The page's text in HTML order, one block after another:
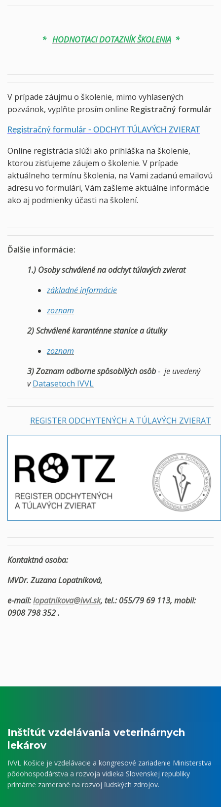
* HODNOTIACI DOTAZNÍK ŠKOLENIA*
V prípade záujmu o školenie, mimo vyhlasených
pozvánok, vyplňte prosím online Registračný formulár
Registračný formulár - ODCHYT TÚLAVÝCH ZVIERAT
Online registrácia slúži ako prihláška na školenie,
ktorou zisťujeme záujem o školenie. V prípade
aktuálneho termínu školenia, na Vami zadanú emailovú
adresu vo formulári, Vám zašleme aktuálne informácie
ako aj podmienky účasti na školení.
Ďalšie informácie:
1.) Osoby schválené na odchyt túlavých zvierat
základné informácie
zoznam
2) Schválené karanténne stanice a útulky
zoznam
3) Zoznam odborne spôsobilých osôb- je uvedený
v Datasetoch IVVL
REGISTER ODCHYTENÝCH A TÚLAVÝCH ZVIERAT
Kontaktná osoba:
MVDr. Zuzana Lopatníková,
e-mail:lopatnikova@ivvl.sk, tel.: 055/79 69 113, mobil:
0908 798 352 .
Inštitút vzdelávania veterinárnych
lekárov
IVVL Košice je vzdelávacie a kongresové zariadenie Ministerstva
pôdohospodárstva a rozvoja vidieka Slovenskej republiky
primárne zamerané na rozvoj ľudských zdrojov.